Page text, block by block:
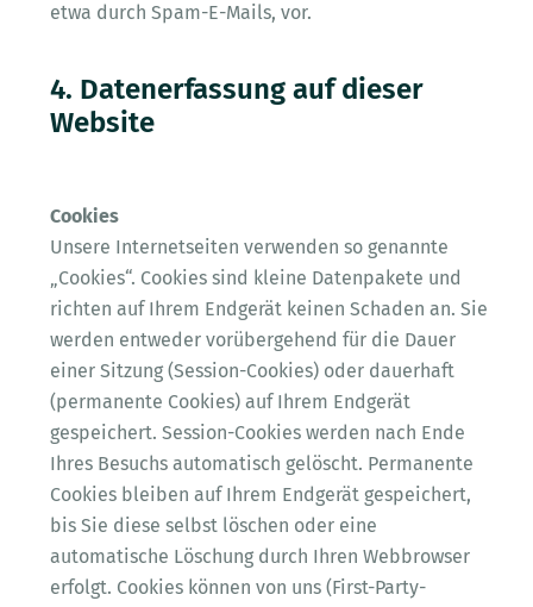
etwa durch Spam-E-Mails, vor.
4. Datenerfassung auf dieser
Website
Cookies
Unsere Internetseiten verwenden so genannte
„Cookies“. Cookies sind kleine Datenpakete und
richten auf Ihrem Endgerät keinen Schaden an. Sie
werden entweder vorübergehend für die Dauer
einer Sitzung (Session-Cookies) oder dauerhaft
(permanente Cookies) auf Ihrem Endgerät
gespeichert. Session-Cookies werden nach Ende
Ihres Besuchs automatisch gelöscht. Permanente
Cookies bleiben auf Ihrem Endgerät gespeichert,
bis Sie diese selbst löschen oder eine
automatische Löschung durch Ihren Webbrowser
erfolgt. Cookies können von uns (First-Party-